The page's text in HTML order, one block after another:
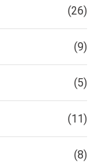
(26)
(9)
(5)
(11)
(8)